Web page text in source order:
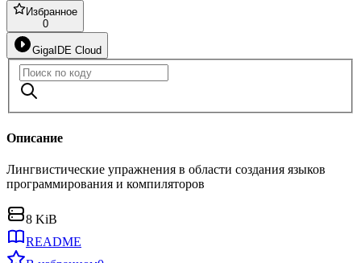
Избранное
0
GigaIDE Cloud
Описание
Лингвистические упражнения в области создания языков
программирования и компиляторов
8 KiB
README